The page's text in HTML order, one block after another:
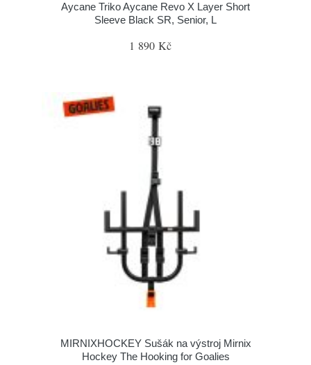
Aycane Triko Aycane Revo X Layer Short
Sleeve Black SR, Senior, L
1 890 Kč
MIRNIXHOCKEY Sušák na výstroj Mirnix
Hockey The Hooking for Goalies